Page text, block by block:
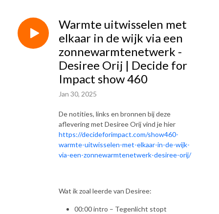
Warmte uitwisselen met
elkaar in de wijk via een
zonnewarmtenetwerk -
Desiree Orij | Decide for
Impact show 460
Jan 30, 2025
De notities, links en bronnen bij deze
aflevering met Desiree Orij vind je hier
https://decideforimpact.com/show460-
warmte-uitwisselen-met-elkaar-in-de-wijk-
via-een-zonnewarmtenetwerk-desiree-orij/
Wat ik zoal leerde van Desiree:
00:00 intro – Tegenlicht stopt